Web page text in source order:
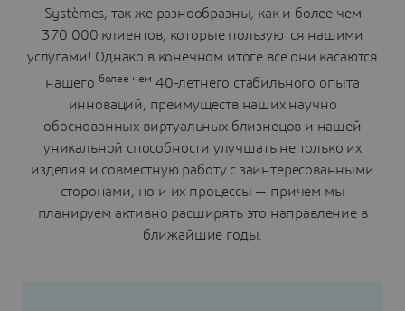
Systèmes, так же разнообразны, как и более чем
370 000 клиентов, которые пользуются нашими
услугами! Однако в конечном итоге все они касаются
нашего более чем 40-летнего стабильного опыта
инноваций, преимуществ наших научно
обоснованных виртуальных близнецов и нашей
уникальной способности улучшать не только их
изделия и совместную работу с заинтересованными
сторонами, но и их процессы — причем мы
планируем активно расширять это направление в
ближайшие годы.